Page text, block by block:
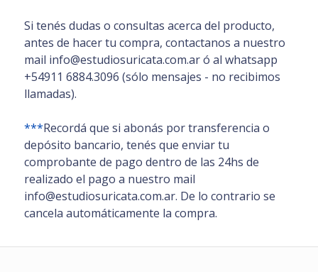
Si tenés dudas o consultas acerca del producto,
antes de hacer tu compra, contactanos a nuestro
mail info@estudiosuricata.com.ar ó al whatsapp
+54911 6884.3096 (sólo mensajes - no recibimos
llamadas).
***Recordá que si abonás por transferencia o
depósito bancario, tenés que enviar tu
comprobante de pago dentro de las 24hs de
realizado el pago a nuestro mail
info@estudiosuricata.com.ar. De lo contrario se
cancela automáticamente la compra.